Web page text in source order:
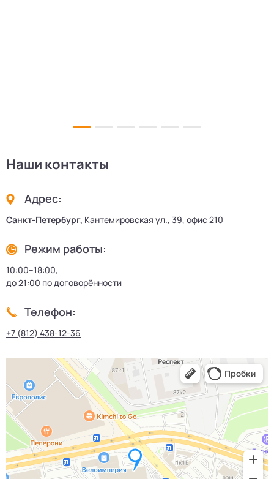
Наши контакты
Адрес:
Санкт-Петербург, Кантемировская ул., 39, офис 210
Режим работы:
10:00–18:00,
до 21:00 по договорённости
Телефон:
+7 (812) 438-12-36